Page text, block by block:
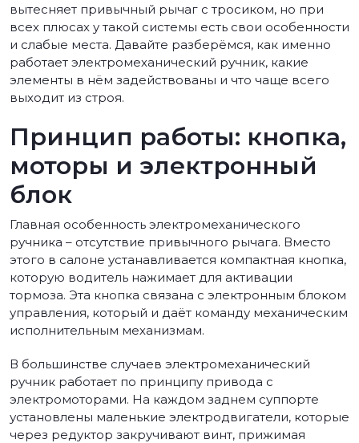
вытесняет привычный рычаг с тросиком, но при
всех плюсах у такой системы есть свои особенности
и слабые места. Давайте разберёмся, как именно
работает электромеханический ручник, какие
элементы в нём задействованы и что чаще всего
выходит из строя.
Принцип работы: кнопка,
моторы и электронный
блок
Главная особенность электромеханического
ручника – отсутствие привычного рычага. Вместо
этого в салоне устанавливается компактная кнопка,
которую водитель нажимает для активации
тормоза. Эта кнопка связана с электронным блоком
управления, который и даёт команду механическим
исполнительным механизмам.
В большинстве случаев электромеханический
ручник работает по принципу привода с
электромоторами. На каждом заднем суппорте
установлены маленькие электродвигатели, которые
через редуктор закручивают винт, прижимая